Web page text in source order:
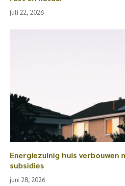
juli 22, 2026
Energiezuinig huis verbouwen
subsidies
juni 28, 2026